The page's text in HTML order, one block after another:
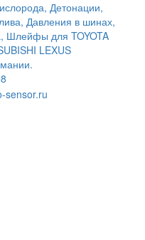
sensor.ru